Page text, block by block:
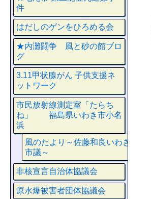
件
はだしのゲンをひろめる会
★内灘闘争 風と砂の館ブロ
グ
3.11甲状腺がん 子供支援ネ
ットワーク
市民放射線測定室「たらち
ね」 福島県いわき市小名
浜
風のたより～佐藤和良いわき
市議～
非核宣言自治体協議会
原水爆被害者団体協議会